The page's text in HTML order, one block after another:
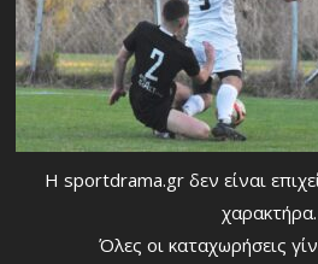
Η sportdrama.gr δεν είναι
χαρακτήρα.
Όλες οι καταχωρήσεις